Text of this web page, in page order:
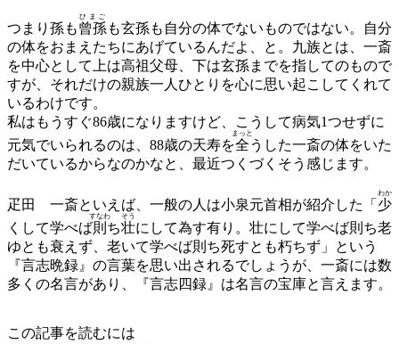
つまり孫も曾孫
ひまご
も玄孫も自分の体でないものではない。自分
の体をおまえたちにあげているんだよ、と。九族とは、一斎
を中心として上は高祖父母、下は玄孫までを指してのもので
すが、それだけの親族一人ひとりを心に思い起こしてくれて
いるわけです。
私はもうすぐ86歳になりますけど、こうして病気1つせずに
元気でいられるのは、88歳の天寿を全
まっと
うした一斎の体をいた
だいているからなのかなと、最近つくづくそう感じます。
疋田 一斎といえば、一般の人は小泉元首相が紹介した「 少
わか
くして学べば則
すなわ
ち壮
そう
にして為す有り。壮にして学べば則ち老
ゆとも衰えず、老いて学べば則ち死すとも朽ちず」という
『言志晩録』の言葉を思い出されるでしょうが、一斎には数
多くの名言があり、『言志四録』は名言の宝庫と言えます。
この記事を読むには